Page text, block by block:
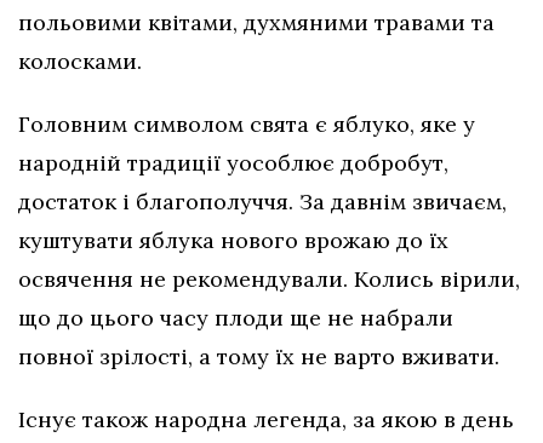
польовими квітами, духмяними травами та
колосками.
Головним символом свята є яблуко, яке у
народній традиції уособлює добробут,
достаток і благополуччя. За давнім звичаєм,
куштувати яблука нового врожаю до їх
освячення не рекомендували. Колись вірили,
що до цього часу плоди ще не набрали
повної зрілості, а тому їх не варто вживати.
Існує також народна легенда, за якою в день